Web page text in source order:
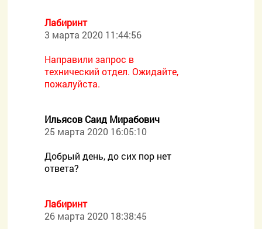
Лабиринт
3 марта 2020 11:44:56
Направили запрос в
технический отдел. Ожидайте,
пожалуйста.
Ильясов Саид Мирабович
25 марта 2020 16:05:10
Добрый день, до сих пор нет
ответа?
Лабиринт
26 марта 2020 18:38:45